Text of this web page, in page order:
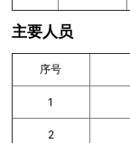
主要人员
序号
1
2